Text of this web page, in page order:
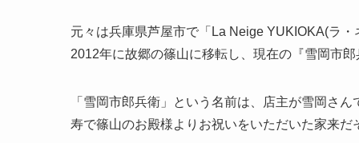
元々は兵庫県芦屋市で「La Neige YUKIOKA(ラ
2012年に故郷の篠山に移転し、現在の『雪岡市
「雪岡市郎兵衛」という名前は、店主が雪岡さ
寿で篠山のお殿様よりお祝いをいただいた家来だ